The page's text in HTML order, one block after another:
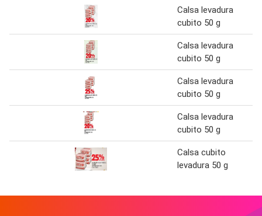
Calsa levadura
cubito 50 g
Calsa levadura
cubito 50 g
Calsa levadura
cubito 50 g
Calsa levadura
cubito 50 g
Calsa cubito
levadura 50 g